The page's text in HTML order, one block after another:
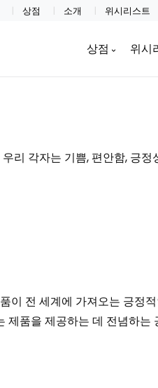
상점 소개 위시리스트
상점 위시
각자는 기쁨, 편안함, 긍정
전 세계에 가져오는 긍정
제품을 제공하는 데 전념하